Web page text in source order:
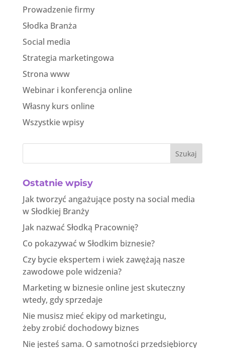
Prowadzenie firmy
Słodka Branża
Social media
Strategia marketingowa
Strona www
Webinar i konferencja online
Własny kurs online
Wszystkie wpisy
Szukaj
Ostatnie wpisy
Jak tworzyć angażujące posty na social media
w Słodkiej Branży
Jak nazwać Słodką Pracownię?
Co pokazywać w Słodkim biznesie?
Czy bycie ekspertem i wiek zawężają nasze
zawodowe pole widzenia?
Marketing w biznesie online jest skuteczny
wtedy, gdy sprzedaje
Nie musisz mieć ekipy od marketingu,
żeby zrobić dochodowy biznes
Nie jesteś sama. O samotności przedsiębiorcy